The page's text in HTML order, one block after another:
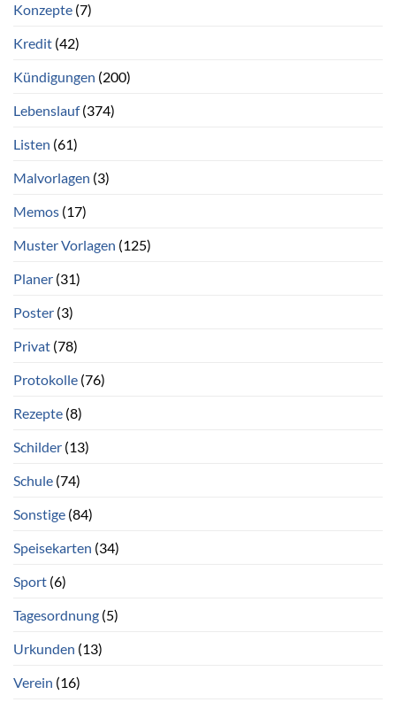
Konzepte (7)
Kredit (42)
Kündigungen (200)
Lebenslauf(374)
Listen (61)
Malvorlagen (3)
Memos (17)
Muster Vorlagen (125)
Planer (31)
Poster (3)
Privat (78)
Protokolle (76)
Rezepte (8)
Schilder (13)
Schule (74)
Sonstige (84)
Speisekarten (34)
Sport (6)
Tagesordnung (5)
Urkunden (13)
Verein (16)